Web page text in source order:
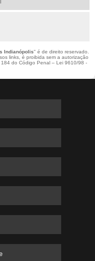
Indianópolis" é de direito reservado.
links, é proibida sem a autorização
184 do Código Penal –Lei 9610/98 -